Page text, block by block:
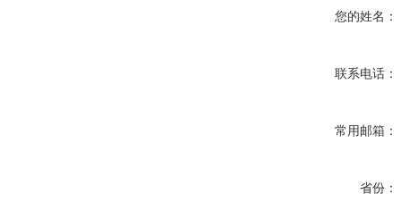
您的姓名：
联系电话：
常用邮箱：
省份：